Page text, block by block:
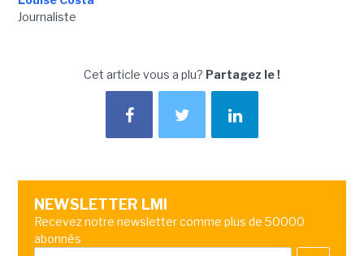
Journaliste
Cet article vous a plu? Partagez le !
NEWSLETTER LMI
Recevez notre newsletter comme plus de 50000
abonnés